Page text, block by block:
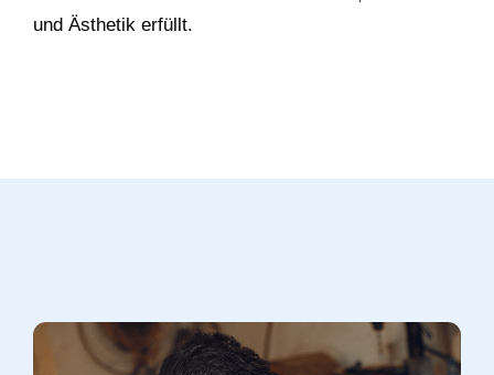
und Ästhetik erfüllt.